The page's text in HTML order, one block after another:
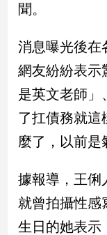
毒
區
南
台
灣
觀
南
台
灣
聞。
消息曝光後在
網友紛紛表示
是英文老師」
了扛債務就這
麼了，以前是
據報導，王俐
就曾拍攝性感
生日的她表示